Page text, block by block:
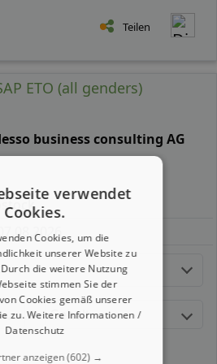
Teilen
ETO (all genders)
business consulting AG
Gehalt
verwendet
Cookies.
Cookies, um die
unserer Website zu
die weitere Nutzung
stimmen Sie der
Cookies gemäß unserer
zu.Weitere Informationen /
Datenschutz
anzeigen(602) →